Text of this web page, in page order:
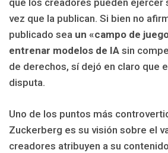
que los creadores pueden ejercer
vez que la publican. Si bien no
publicado sea un «campo de
entrenar modelos de IA sin
de derechos, sí dejó en claro que
disputa.
Uno de los puntos más
Zuckerberg es su visión sobre el
creadores atribuyen a su